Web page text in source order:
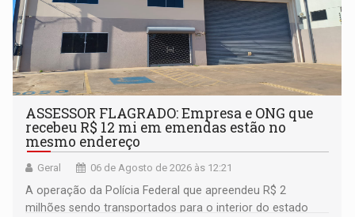
ASSESSOR FLAGRADO: Empresa e ONG que
recebeu R$ 12 mi em emendas estão no
mesmo endereço
Geral 06 de Agosto de 2026 às 12:21
A operação da Polícia Federal que apreendeu R$ 2
milhões sendo transportados para o interior do estado